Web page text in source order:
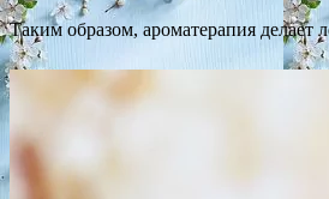
Таким образом, ароматерапия